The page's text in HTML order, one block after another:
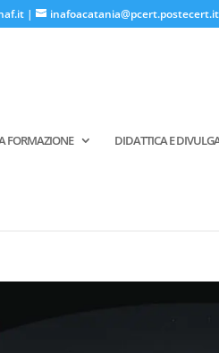
| inafoacatania@pcert.postecert.it
FORMAZIONE DIDATTICA E